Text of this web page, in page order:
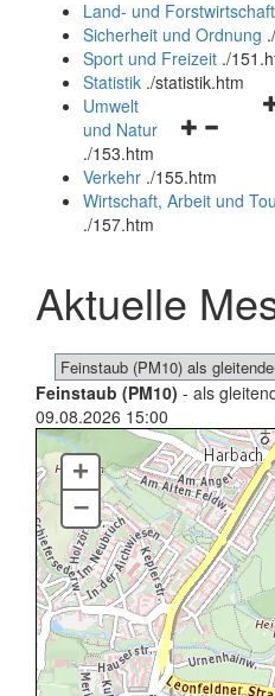
und
schließen
Land- und Forstwirtschaft
Sicherheit und Ordnung .
Sport und Freizeit ./
Statistik ./statistik.htm
und
schließen
Umwelt
und Natur
./153.htm
Verkehr ./155.htm
Wirtschaft, Arbeit und
./157.htm
Aktuelle
Feinstaub (PM10) - als
09.08.2026 15:00
+
–